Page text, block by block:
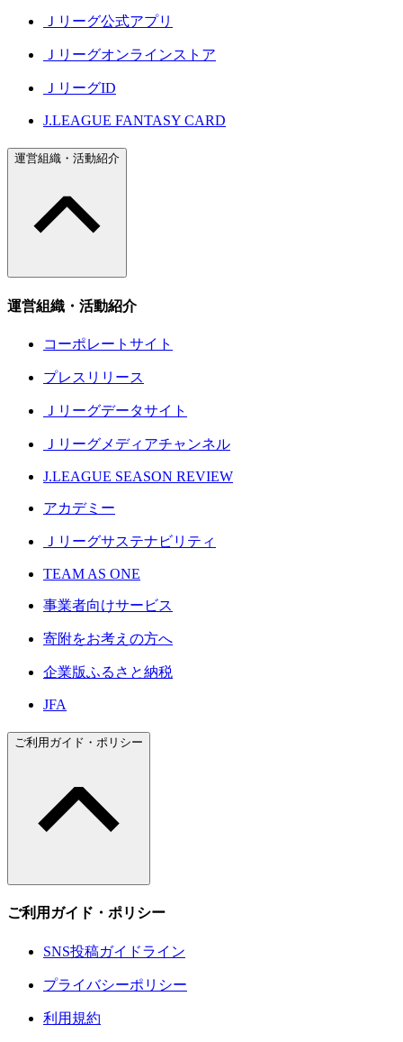
Ｊリーグ公式アプリ
Ｊリーグオンラインストア
ＪリーグID
J.LEAGUE FANTASY CARD
運営組織・活動紹介
運営組織・活動紹介
コーポレートサイト
プレスリリース
Ｊリーグデータサイト
Ｊリーグメディアチャンネル
J.LEAGUE SEASON REVIEW
アカデミー
Ｊリーグサステナビリティ
TEAM AS ONE
事業者向けサービス
寄附をお考えの方へ
企業版ふるさと納税
JFA
ご利用ガイド・ポリシー
ご利用ガイド・ポリシー
SNS投稿ガイドライン
プライバシーポリシー
利用規約